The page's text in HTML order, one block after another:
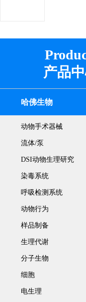
产品
哈佛生物
动物手术器械
流体/泵
DSI动物生理研究
染毒系统
呼吸检测系统
动物行为
样品制备
生理代谢
分子生物
细胞
电生理